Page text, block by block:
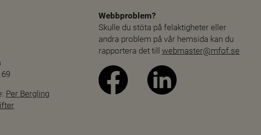
Per Bergling
Webbproblem?
Skulle du stöta på felaktigheter eller
andra problem på vår hemsida kan du
rapportera det till webmaster@mfof.se